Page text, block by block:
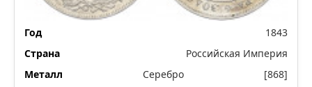
1843
Российская Империя
Серебро
[868]